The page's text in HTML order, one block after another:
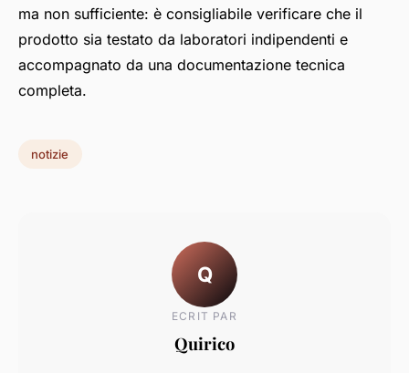
ma non sufficiente: è consigliabile verificare che il
prodotto sia testato da laboratori indipendenti e
accompagnato da una documentazione tecnica
completa.
notizie
Q
ECRIT PAR
Quirico